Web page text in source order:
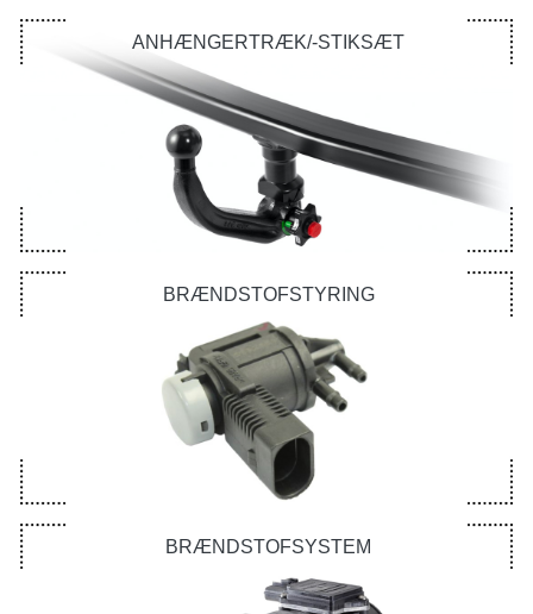
ANHÆNGERTRÆK/-STIKSÆT
BRÆNDSTOFSTYRING
BRÆNDSTOFSYSTEM